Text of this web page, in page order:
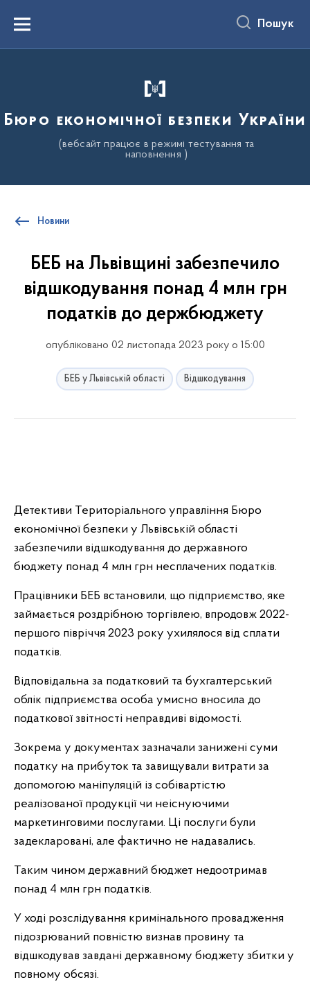
вмістуMenu Пошук
Бюро економічної безпеки України
(вебсайт працює в режимі тестування та
наповнення )
Новини
БЕБ на Львівщині забезпечило
відшкодування понад 4 млн грн
податків до держбюджету
опубліковано 02 листопада 2023 року о 15:00
БЕБ у Львівській області Відшкодування
Детективи Територіального управління Бюро
економічної безпеки у Львівській області
забезпечили відшкодування до державного
бюджету понад 4 млн грн несплачених податків.
Працівники БЕБ встановили, що підприємство, яке
займається роздрібною торгівлею, впродовж 2022-
першого півріччя 2023 року ухилялося від сплати
податків.
Відповідальна за податковий та бухгалтерський
облік підприємства особа умисно вносила до
податкової звітності неправдиві відомості.
Зокрема у документах зазначали занижені суми
податку на прибуток та завищували витрати за
допомогою маніпуляцій із собівартістю
реалізованої продукції чи неіснуючими
маркетинговими послугами. Ці послуги були
задекларовані, але фактично не надавались.
Таким чином державний бюджет недоотримав
понад 4 млн грн податків.
У ході розслідування кримінального провадження
підозрюваний повністю визнав провину та
відшкодував завдані державному бюджету збитки у
повному обсязі.